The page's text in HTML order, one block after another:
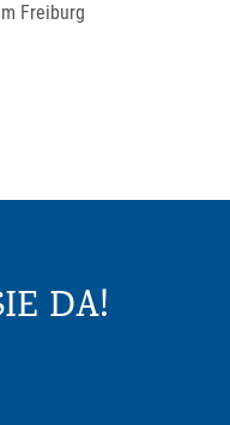
Freiburg
DA!